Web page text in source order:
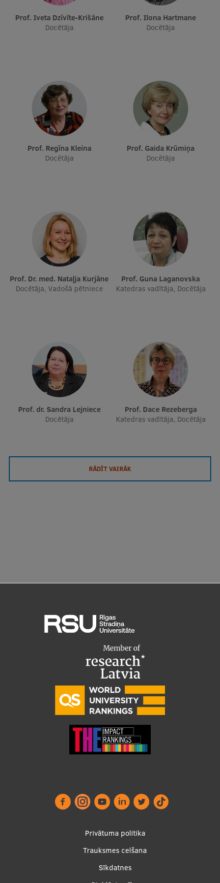
Starptautiskā sadarbība
Starptautiskie sadarbības partneri
EURAXESS RSU kontaktpunkts
EATRIS koordinators Latvijā
Prof. Iveta Dzīvīte-Krišāne
Docētāja
Prof. Ilona Hartmane
Docētāja
Prof. Regīna Kleina
Docētāja
Prof. Gaida Krūmiņa
Docētāja
Prof. Dr. med. Nataļja Kurjāne
Docētāja, Vadošā pētniece
Prof. Guna Laganovska
Katedras vadītāja, Docētāja
Prof. dr. Sandra Lejniece
Docētāja
Prof. Dace Rezeberga
Katedras vadītāja, Docētāja
RĀDĪT VAIRĀK
Privātuma politika
Trauksmes celšana
Sīkdatnes